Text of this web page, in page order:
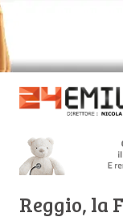
Reggio, la